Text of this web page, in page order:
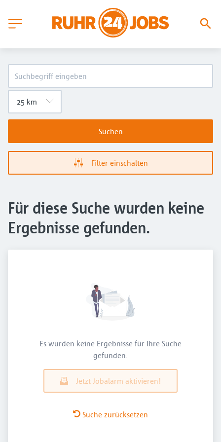
Suchen
Filter einschalten
Für diese Suche wurden keine
Ergebnisse gefunden.
Es wurden keine Ergebnisse für Ihre Suche
gefunden.
Jetzt Jobalarm aktivieren!
Suche zurücksetzen